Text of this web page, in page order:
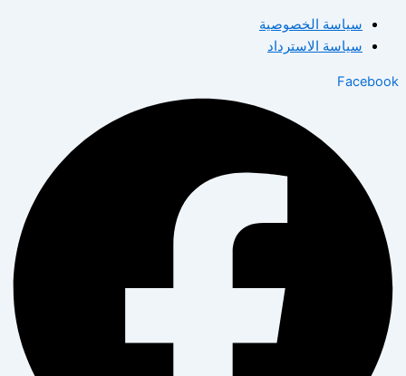
سياسة الخصوصية
سياسة الاسترداد
Facebook